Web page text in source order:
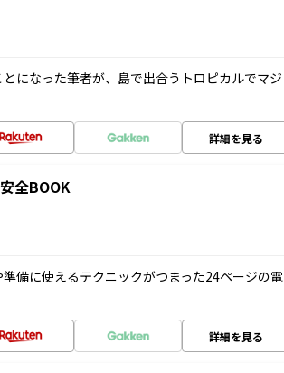
になった筆者が、島で出合うトロピカルでマジ
詳細を見る
全BOOK
備に使えるテクニックがつまった24ページの電
詳細を見る